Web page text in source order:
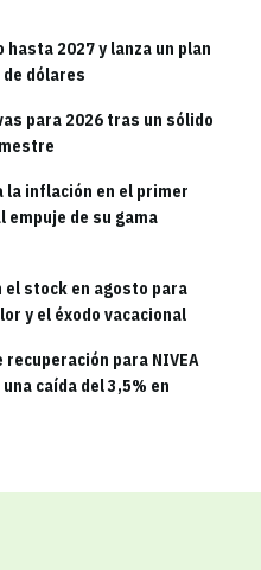
2027 y lanza un plan
dólares
para 2026 tras un sólido
la inflación en el primer
empuje de su gama
stock en agosto para
y el éxodo vacacional
para NIVEA
caída del 3,5% en